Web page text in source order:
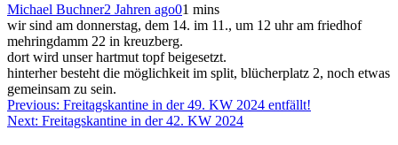
Michael Buchner2 Jahren ago01 mins
wir sind am donnerstag, dem 14. im 11., um 12 uhr am friedhof
mehringdamm 22 in kreuzberg.
dort wird unser hartmut topf beigesetzt.
hinterher besteht die möglichkeit im split, blücherplatz 2, noch etwas
gemeinsam zu sein.
Beitragsnavigation
Previous: Freitagskantine in der 49. KW 2024 entfällt!
Next: Freitagskantine in der 42. KW 2024